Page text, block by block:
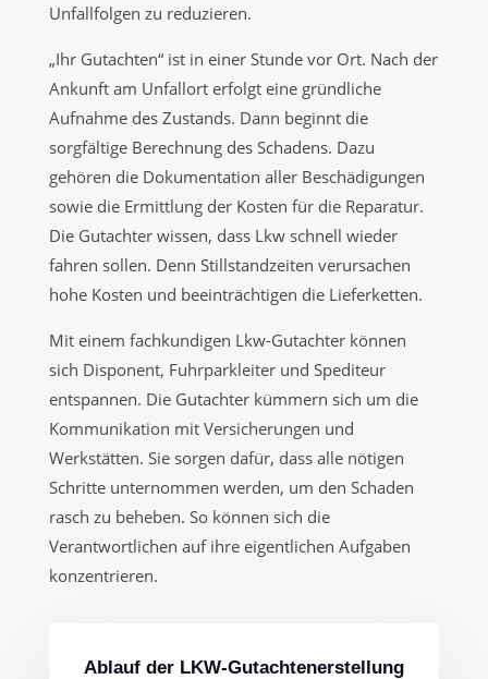
Unfallfolgen zu reduzieren.
„Ihr Gutachten“ ist in einer Stunde vor Ort. Nach der
Ankunft am Unfallort erfolgt eine gründliche
Aufnahme des Zustands. Dann beginnt die
sorgfältige Berechnung des Schadens. Dazu
gehören die Dokumentation aller Beschädigungen
sowie die Ermittlung der Kosten für die Reparatur.
Die Gutachter wissen, dass Lkw schnell wieder
fahren sollen. Denn Stillstandzeiten verursachen
hohe Kosten und beeinträchtigen die Lieferketten.
Mit einem fachkundigen Lkw-Gutachter können
sich Disponent, Fuhrparkleiter und Spediteur
entspannen. Die Gutachter kümmern sich um die
Kommunikation mit Versicherungen und
Werkstätten. Sie sorgen dafür, dass alle nötigen
Schritte unternommen werden, um den Schaden
rasch zu beheben. So können sich die
Verantwortlichen auf ihre eigentlichen Aufgaben
konzentrieren.
Ablauf der LKW-Gutachtenerstellung